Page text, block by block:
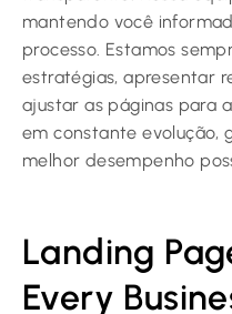
mantendo você
processo. Estamos
estratégias, apresentar
ajustar as páginas para
em constante evolução,
melhor desempenho
Landing
Every